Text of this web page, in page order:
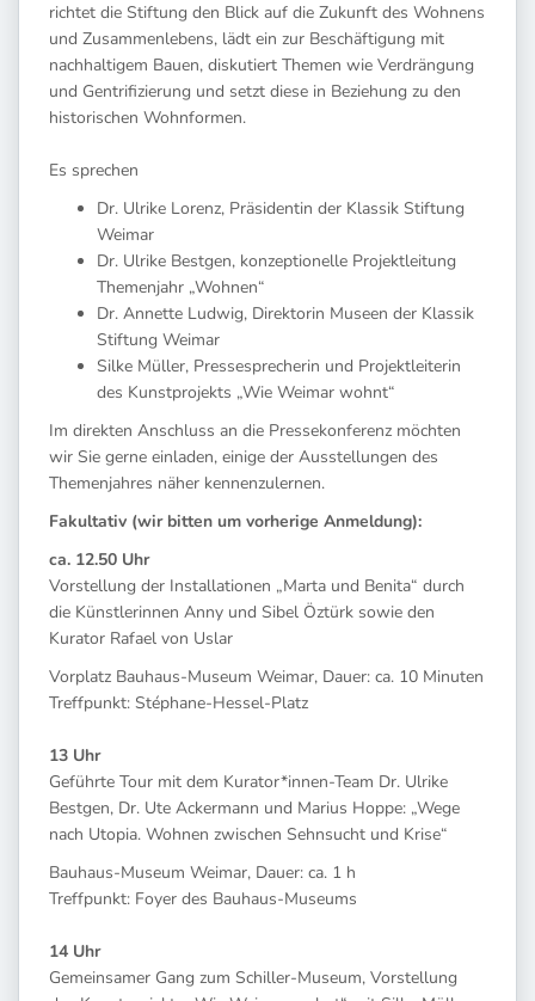
richtet die Stiftung den Blick auf die Zukunft des Wohnens
und Zusammenlebens, lädt ein zur Beschäftigung mit
nachhaltigem Bauen, diskutiert Themen wie Verdrängung
und Gentrifizierung und setzt diese in Beziehung zu den
historischen Wohnformen.
Es sprechen
Dr. Ulrike Lorenz, Präsidentin der Klassik Stiftung
Weimar
Dr. Ulrike Bestgen, konzeptionelle Projektleitung
Themenjahr „Wohnen“
Dr. Annette Ludwig, Direktorin Museen der Klassik
Stiftung Weimar
Silke Müller, Pressesprecherin und Projektleiterin
des Kunstprojekts „Wie Weimar wohnt“
Im direkten Anschluss an die Pressekonferenz möchten
wir Sie gerne einladen, einige der Ausstellungen des
Themenjahres näher kennenzulernen.
Fakultativ (wir bitten um vorherige Anmeldung):
ca. 12.50 Uhr
Vorstellung der Installationen „Marta und Benita“ durch
die Künstlerinnen Anny und Sibel Öztürk sowie den
Kurator Rafael von Uslar
Vorplatz Bauhaus-Museum Weimar, Dauer: ca. 10 Minuten
Treffpunkt: Stéphane-Hessel-Platz
13 Uhr
Geführte Tour mit dem Kurator*innen-Team Dr. Ulrike
Bestgen, Dr. Ute Ackermann und Marius Hoppe: „Wege
nach Utopia. Wohnen zwischen Sehnsucht und Krise“
Bauhaus-Museum Weimar, Dauer: ca. 1 h
Treffpunkt: Foyer des Bauhaus-Museums
14 Uhr
Gemeinsamer Gang zum Schiller-Museum, Vorstellung